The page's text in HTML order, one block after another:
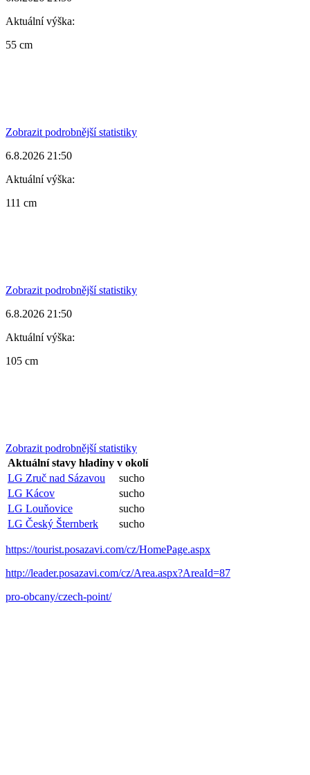
Aktuální výška:
55 cm
Zobrazit podrobnější statistiky
6.8.2026 21:50
Aktuální výška:
111 cm
Zobrazit podrobnější statistiky
6.8.2026 21:50
Aktuální výška:
105 cm
Zobrazit podrobnější statistiky
Aktuální stavy hladiny v okolí
LG Zruč nad Sázavou
sucho
LG Kácov
sucho
LG Louňovice
sucho
LG Český Šternberk
sucho
https://tourist.posazavi.com/cz/HomePage.aspx
http://leader.posazavi.com/cz/Area.aspx?AreaId=87
pro-obcany/czech-point/